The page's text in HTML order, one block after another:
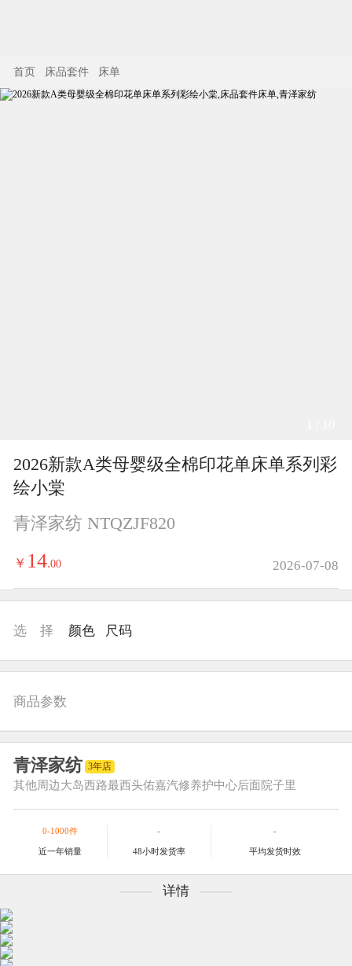
首页 床品套件 床单
2026新款A类母婴级全棉印花单床单系列彩
绘小棠
青泽家纺 NTQZJF820
￥ 14.00 2026-07-08
选 择 颜色 尺码
商品参数
青泽家纺 3年店
其他周边大岛西路最西头佑嘉汽修养护中心后面院子里
0-1000件
近一年销量
-
48小时发货率
-
平均发货时效
详情